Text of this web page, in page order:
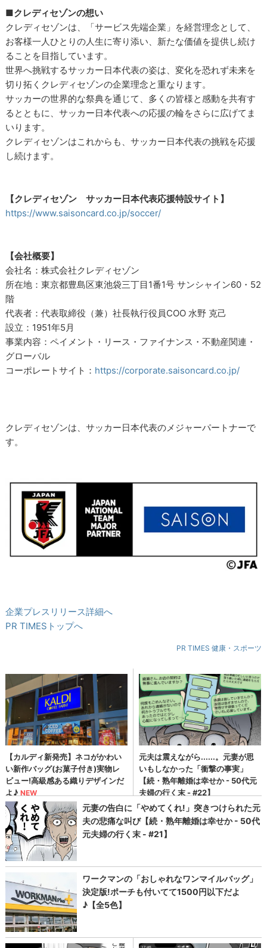
■クレディセゾンの想い
クレディセゾンは、「サービス先端企業」を経営理念として、
お客様一人ひとりの人生に寄り添い、新たな価値を提供し続け
ることを目指しています。
世界へ挑戦するサッカー日本代表の姿は、変化を恐れず未来を
切り拓くクレディセゾンの企業理念と重なります。
サッカーの世界的な祭典を通じて、多くの皆様と感動を共有す
るとともに、サッカー日本代表への応援の輪をさらに広げてま
いります。
クレディセゾンはこれからも、サッカー日本代表の挑戦を応援
し続けます。
【クレディセゾン サッカー日本代表応援特設サイト】
https://www.saisoncard.co.jp/soccer/
【会社概要】
会社名：株式会社クレディセゾン
所在地：東京都豊島区東池袋三丁目1番1号 サンシャイン60・52
階
代表者：代表取締役（兼）社長執行役員COO 水野 克己
設立：1951年5月
事業内容：ペイメント・リース・ファイナンス・不動産関連・
グローバル
コーポレートサイト： https://corporate.saisoncard.co.jp/
クレディセゾンは、サッカー日本代表のメジャーパートナーで
す。
企業プレスリリース詳細へ
PR TIMESトップへ
PR TIMES 健康・スポーツ